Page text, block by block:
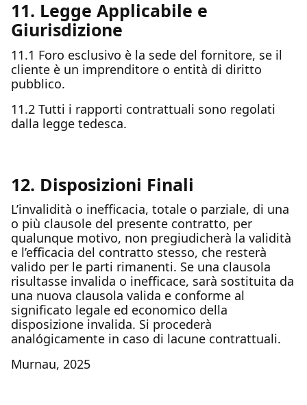
11. Legge Applicabile e
Giurisdizione
11.1 Foro esclusivo è la sede del fornitore, se il
cliente è un imprenditore o entità di diritto
pubblico.
11.2 Tutti i rapporti contrattuali sono regolati
dalla legge tedesca.
12. Disposizioni Finali
L’invalidità o inefficacia, totale o parziale, di una
o più clausole del presente contratto, per
qualunque motivo, non pregiudicherà la validità
e l’efficacia del contratto stesso, che resterà
valido per le parti rimanenti. Se una clausola
risultasse invalida o inefficace, sarà sostituita da
una nuova clausola valida e conforme al
significato legale ed economico della
disposizione invalida. Si procederà
analógicamente in caso di lacune contrattuali.
Murnau, 2025